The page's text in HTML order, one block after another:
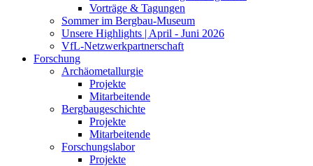
Vorträge & Tagungen
Sommer im Bergbau-Museum
Unsere Highlights | April - Juni 2026
VfL-Netzwerkpartnerschaft
Forschung
Archäometallurgie
Projekte
Mitarbeitende
Bergbaugeschichte
Projekte
Mitarbeitende
Forschungslabor
Projekte